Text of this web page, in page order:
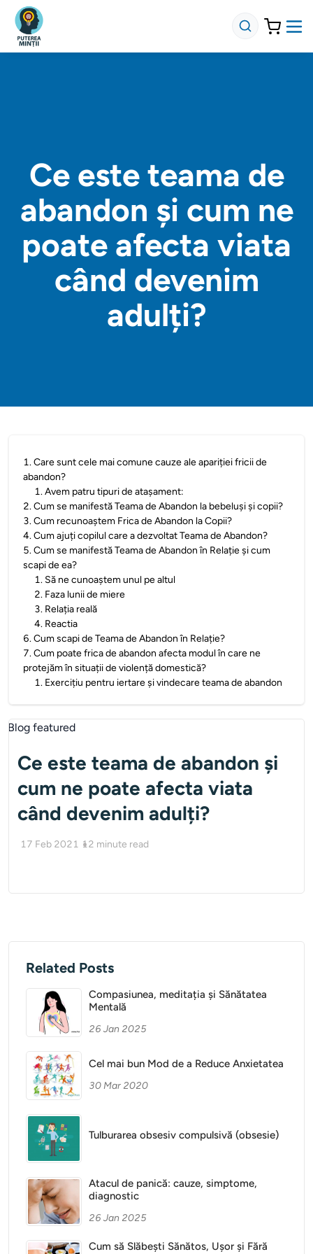
Ce este teama de
abandon și cum ne
poate afecta viata
când devenim
adulți?
1.Care sunt cele mai comune cauze ale apariției fricii de
abandon?
1.Avem patru tipuri de atașament:
2.Cum se manifestă Teama de Abandon la bebeluși și copii?
3.Cum recunoaștem Frica de Abandon la Copii?
4.Cum ajuți copilul care a dezvoltat Teama de Abandon?
5.Cum se manifestă Teama de Abandon în Relație și cum
scapi de ea?
1. Să ne cunoaștem unul pe altul
2. Faza lunii de miere
3. Relația reală
4. Reactia
6.Cum scapi de Teama de Abandon în Relație?
7.Cum poate frica de abandon afecta modul în care ne
protejăm în situații de violență domestică?
1. Exercițiu pentru iertare și vindecare teama de abandon
Ce este teama de abandon și
cum ne poate afecta viata
când devenim adulți?
17 Feb 2021 12 minute read
Related Posts
Compasiunea, meditația și Sănătatea
Mentală
26 Jan 2025
Cel mai bun Mod de a Reduce Anxietatea
30 Mar 2020
Tulburarea obsesiv compulsivă (obsesie)
Atacul de panică: cauze, simptome,
diagnostic
26 Jan 2025
Cum să Slăbești Sănătos, Ușor și Fără